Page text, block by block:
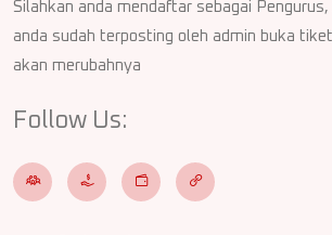
Silahkan anda mendaftar sebagai Pengurus,
anda sudah terposting oleh admin buka
akan merubahnya
Follow Us: